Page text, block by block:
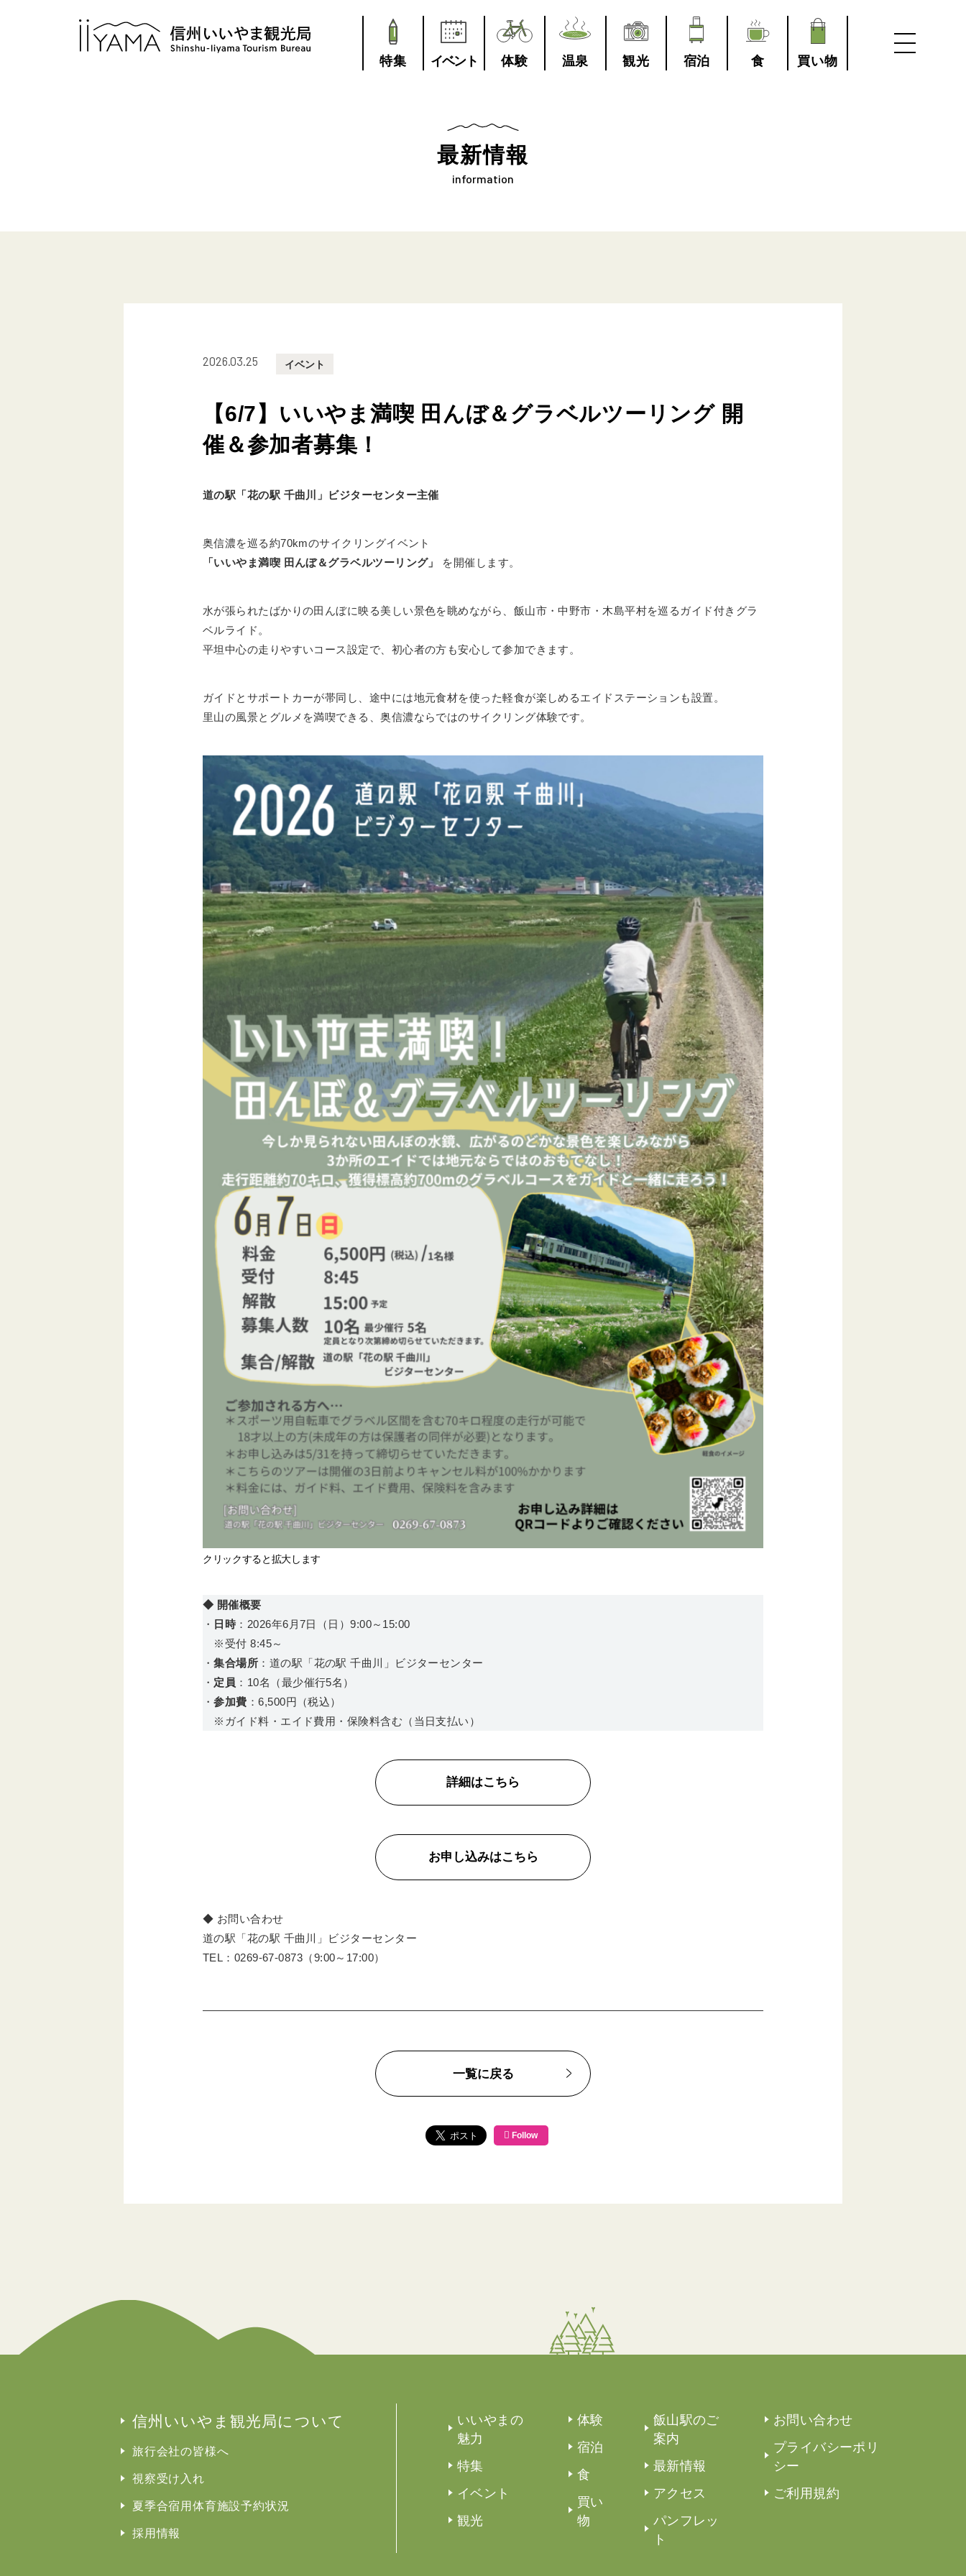
特集 イベント 体験 温泉 観光 宿泊 食 買い物
最新情報
information
2026.03.25 イベント
【6/7】いいやま満喫 田んぼ＆グラベルツーリング 開
催＆参加者募集！
道の駅「花の駅 千曲川」ビジターセンター主催
奥信濃を巡る約70kmのサイクリングイベント
「いいやま満喫 田んぼ＆グラベルツーリング」
を開催します。
水が張られたばかりの田んぼに映る美しい景色を眺めながら、飯山市・中野市・木島平村を巡るガイド付きグラ
ベルライド。
平坦中心の走りやすいコース設定で、初心者の方も安心して参加できます。
ガイドとサポートカーが帯同し、途中には地元食材を使った軽食が楽しめるエイドステーションも設置。
里山の風景とグルメを満喫できる、奥信濃ならではのサイクリング体験です。
クリックすると拡大します
◆ 開催概要
・ 日時：2026年6月7日（日）9:00～15:00
※受付 8:45～
・集合場所 ：道の駅「花の駅 千曲川」ビジターセンター
・ 定員 ：10名（最少催行5名）
・参加費 ：6,500円（税込）
※ガイド料・エイド費用・保険料含む（当日支払い）
詳細はこちら
お申し込みはこちら
◆ お問い合わせ
道の駅「花の駅 千曲川」ビジターセンター
TEL：0269-67-0873（9:00～17:00）
一覧に戻る
Follow
信州いいやま観光局について
旅行会社の皆様へ
視察受け入れ
夏季合宿用体育施設予約状況
採用情報
いいやまの
魅力
特集
イベント
観光
体験
宿泊
食
買い
物
飯山駅のご
案内
最新情報
アクセス
パンフレッ
ト
お問い合わせ
プライバシーポリ
シー
ご利用規約